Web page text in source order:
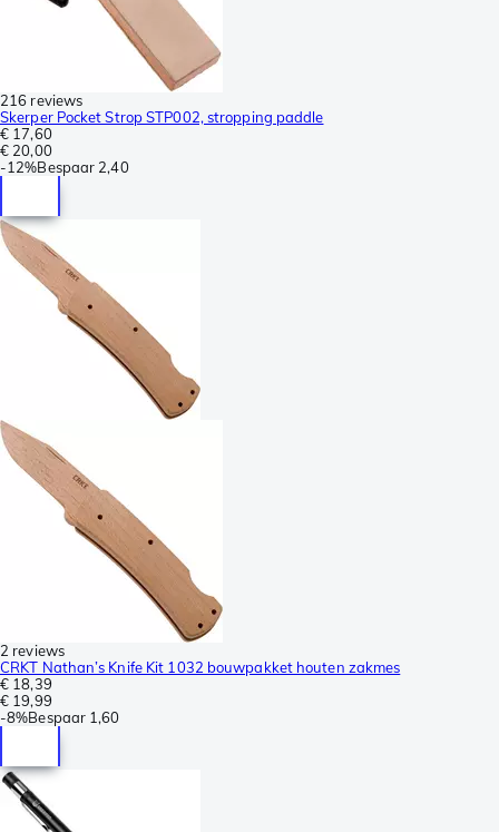
216 reviews
Skerper Pocket Strop STP002, stropping paddle
€ 17,60
€ 20,00
-12%Bespaar 2,40
2 reviews
CRKT Nathan’s Knife Kit 1032 bouwpakket houten zakmes
€ 18,39
€ 19,99
-8%Bespaar 1,60